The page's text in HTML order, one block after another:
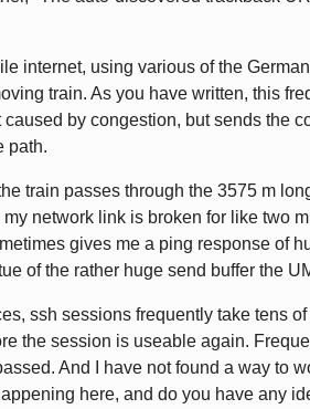
internet, using various of the
train. As you have written, this
by congestion, but sends the
path.
train passes through the 3575 m
network link is broken for like two
gives me a ping response of
of the rather huge send buffer the
ssh sessions frequently take tens
the session is useable again.
And I have not found a way to
here, and do you have any